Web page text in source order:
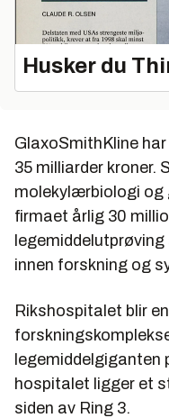
Husker du
GlaxoSmithKline
35 milliarder kroner.
molekylærbiologi og
firmaet årlig 30
innen forskning og
Rikshospitalet blir
legemiddelgiganten
hospitalet ligger et
siden av Ring 3.